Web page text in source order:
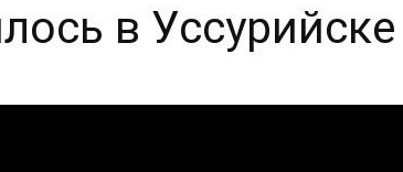
в Уссурийске